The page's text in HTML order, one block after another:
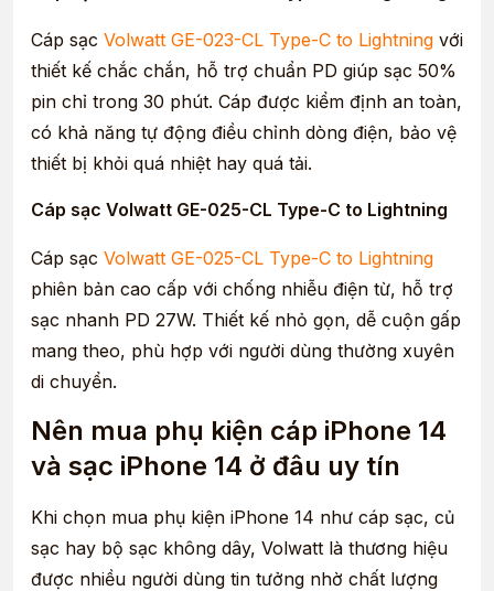
Cáp sạc Volwatt GE-023-CL Type-C to Lightning với
thiết kế chắc chắn, hỗ trợ chuẩn PD giúp sạc 50%
pin chỉ trong 30 phút. Cáp được kiểm định an toàn,
có khả năng tự động điều chỉnh dòng điện, bảo vệ
thiết bị khỏi quá nhiệt hay quá tải.
Cáp sạc Volwatt GE-025-CL Type-C to Lightning
Cáp sạc Volwatt GE-025-CL Type-C to Lightning
phiên bản cao cấp với chống nhiễu điện từ, hỗ trợ
sạc nhanh PD 27W. Thiết kế nhỏ gọn, dễ cuộn gấp
mang theo, phù hợp với người dùng thường xuyên
di chuyển.
Nên mua phụ kiện cáp iPhone 14
và sạc iPhone 14 ở đâu uy tín
Khi chọn mua phụ kiện iPhone 14 như cáp sạc, củ
sạc hay bộ sạc không dây, Volwatt là thương hiệu
được nhiều người dùng tin tưởng nhờ chất lượng